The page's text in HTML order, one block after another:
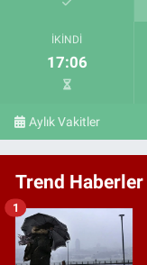
İKINDI
17:06
Aylık Vakitler
Trend Haberler
1